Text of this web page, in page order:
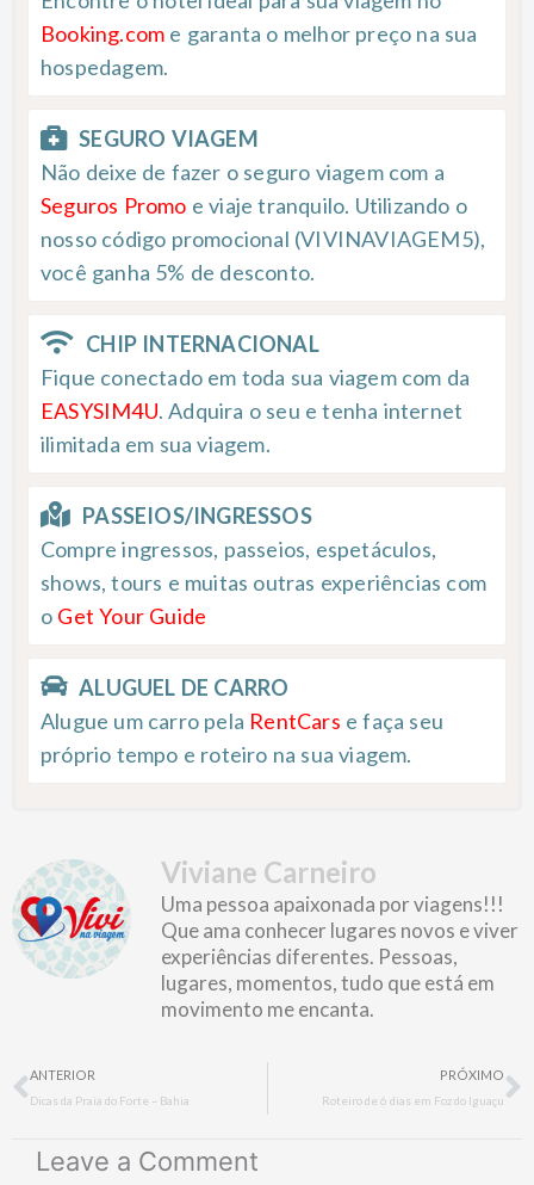
Booking.com e garanta o melhor preço na sua
hospedagem.
SEGURO VIAGEM
Não deixe de fazer o seguro viagem com a
Seguros Promo e viaje tranquilo. Utilizando o
nosso código promocional (VIVINAVIAGEM5),
você ganha 5% de desconto.
CHIP INTERNACIONAL
Fique conectado em toda sua viagem com da
EASYSIM4U. Adquira o seu e tenha internet
ilimitada em sua viagem.
PASSEIOS/INGRESSOS
Compre ingressos, passeios, espetáculos,
shows, tours e muitas outras experiências com
o Get Your Guide
ALUGUEL DE CARRO
Alugue um carro pela RentCars e faça seu
próprio tempo e roteiro na sua viagem.
Viviane Carneiro
Uma pessoa apaixonada por viagens!!!
Que ama conhecer lugares novos e viver
experiências diferentes. Pessoas,
lugares, momentos, tudo que está em
movimento me encanta.
Prev
ANTERIOR
Dicas da Praia do Forte – Bahia
PRÓXIMO
Roteiro de 6 dias em Foz do Iguaçu
Leave a Comment